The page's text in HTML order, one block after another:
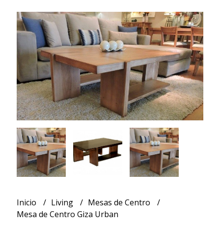
Inicio Living
Mesas de Centro
Mesa de Centro Giza Urban